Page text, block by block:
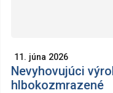
11. júna 2026
Nevyhovujúci
hlbokozmrazené